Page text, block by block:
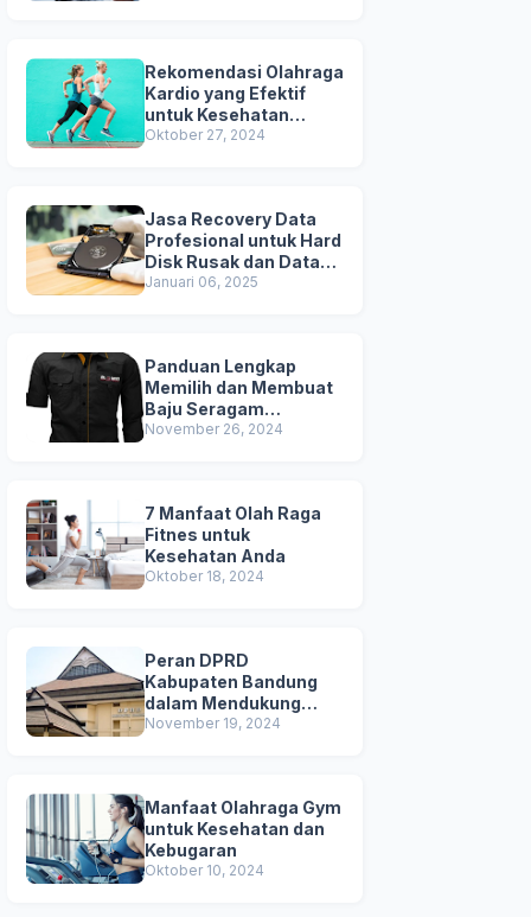
Rekomendasi Olahraga
Kardio yang Efektif
untuk Kesehatan
Jantung
Oktober 27, 2024
Jasa Recovery Data
Profesional untuk Hard
Disk Rusak dan Data
Terhapus
Januari 06, 2025
Panduan Lengkap
Memilih dan Membuat
Baju Seragam
Berkualitas
November 26, 2024
7 Manfaat Olah Raga
Fitnes untuk
Kesehatan Anda
Oktober 18, 2024
Peran DPRD
Kabupaten Bandung
dalam Mendukung
Pembangunan Daerah
November 19, 2024
Manfaat Olahraga Gym
untuk Kesehatan dan
Kebugaran
Oktober 10, 2024